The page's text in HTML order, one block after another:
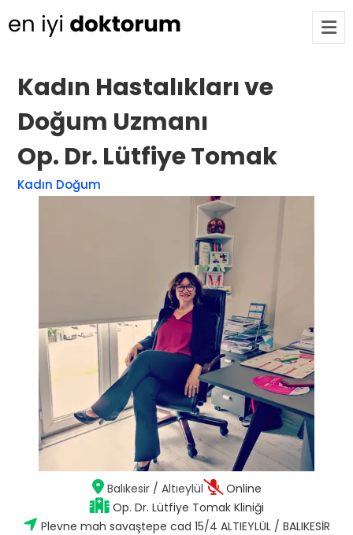
Op. Dr. Ayşecan Enmutlu
Adana / Seyhan
Doç. Dr. Songül Alemdaroğlu
Adana / Seyhan
Tüm doktorları göster
Kadın Hastalıkları ve
Doğum Uzmanı
Op. Dr. Lütfiye Tomak
Kadın Doğum
Balıkesir/ Altıeylül
Online
Op. Dr. Lütfiye Tomak Kliniği
Plevne mah savaştepe cad 15/4 ALTIEYLÜL / BALIKESİR